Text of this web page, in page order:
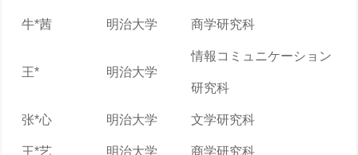
牛*茜 明治大学 商学研究科
王* 明治大学
情報コミュニケーション
研究科
张*心 明治大学 文学研究科
王*艺 明治大学 商学研究科